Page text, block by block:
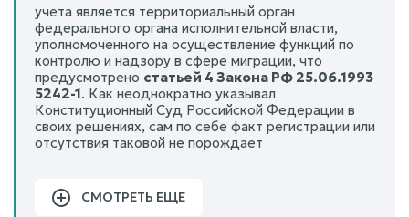
учета является территориальный орган
федерального органа исполнительной власти,
уполномоченного на осуществление функций по
контролю и надзору в сфере миграции, что
предусмотрено статьей 4 Закона РФ 25.06.1993
5242-1. Как неоднократно указывал
Конституционный Суд Российской Федерации в
своих решениях, сам по себе факт регистрации или
отсутствия таковой не порождает
СМОТРЕТЬ ЕЩЕ